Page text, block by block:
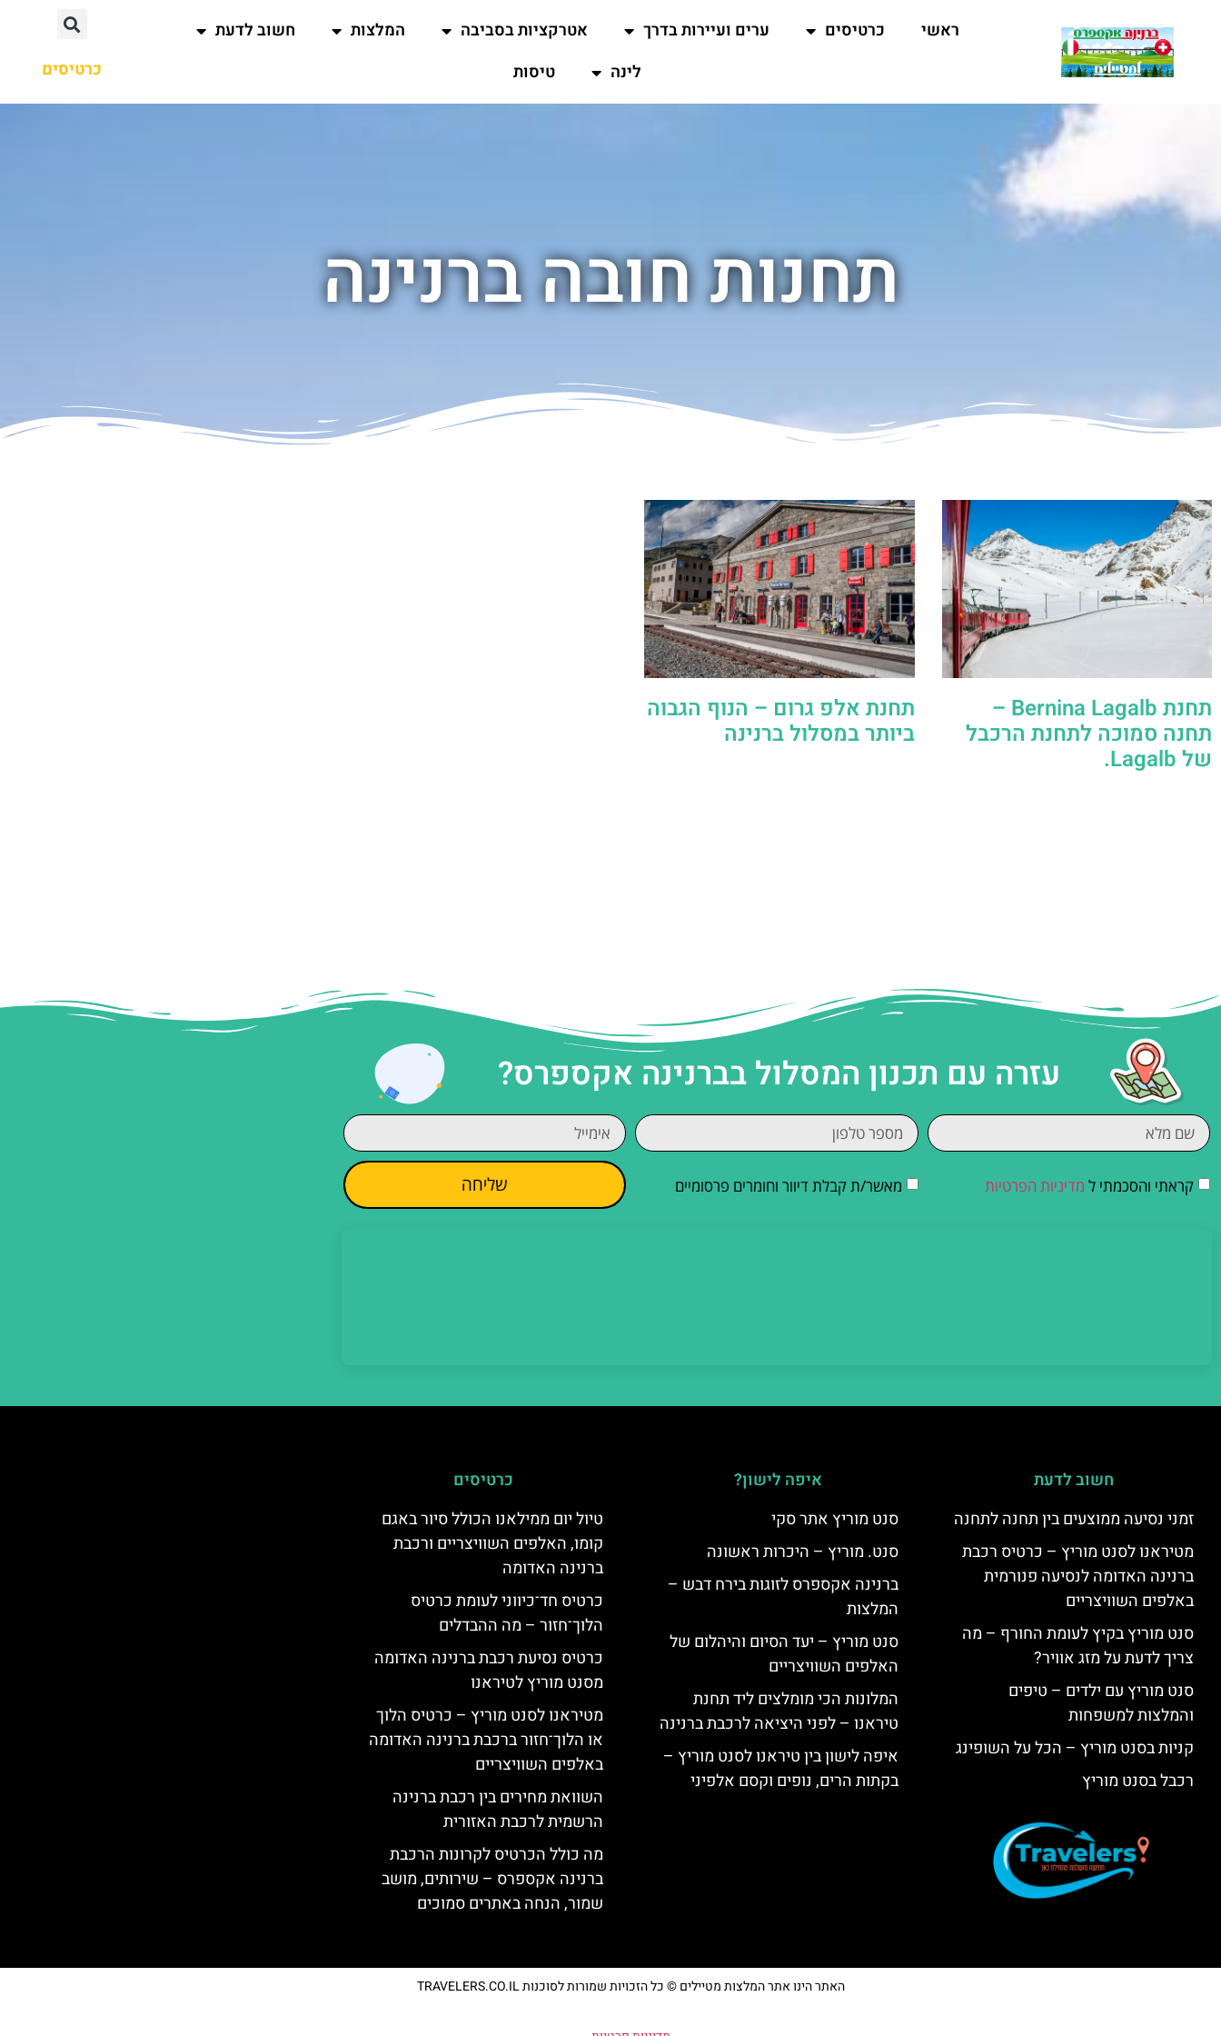
ראשי כרטיסים ערים ועיירות בדרך אטרקציות בסביבה המלצות
חשוב לדעת
לינה
טיסות כרטיסים
תחנות חובה ברנינה
תחנת Bernina Lagalb –
תחנה סמוכה לתחנת הרכבל
של Lagalb.
תחנת אלפ גרום – הנוף הגבוה
ביותר במסלול ברנינה
עזרה עם תכנון המסלול בברנינה אקספרס?
קראתי והסכמתי ל מדיניות הפרטיות מאשר/ת קבלת דיוור וחומרים פרסומיים שליחה
חשוב לדעת
זמני נסיעה ממוצעים בין תחנה לתחנה
מטיראנו לסנט מוריץ – כרטיס רכבת
ברנינה האדומה לנסיעה פנורמית
באלפים השוויצריים
סנט מוריץ בקיץ לעומת החורף – מה
צריך לדעת על מזג אוויר?
סנט מוריץ עם ילדים – טיפים
והמלצות למשפחות
קניות בסנט מוריץ – הכל על השופינג
רכבל בסנט מוריץ
איפה לישון?
סנט מוריץ אתר סקי
סנט. מוריץ – היכרות ראשונה
ברנינה אקספרס לזוגות בירח דבש –
המלצות
סנט מוריץ – יעד הסיום והיהלום של
האלפים השוויצריים
המלונות הכי מומלצים ליד תחנת
טיראנו – לפני היציאה לרכבת ברנינה
איפה לישון בין טיראנו לסנט מוריץ –
בקתות הרים, נופים וקסם אלפיני
כרטיסים
טיול יום ממילאנו הכולל סיור באגם
קומו, האלפים השוויצריים ורכבת
ברנינה האדומה
כרטיס חד־כיווני לעומת כרטיס
הלוך־חזור – מה ההבדלים
כרטיס נסיעת רכבת ברנינה האדומה
מסנט מוריץ לטיראנו
מטיראנו לסנט מוריץ – כרטיס הלוך
או הלוך־חזור ברכבת ברנינה האדומה
באלפים השוויצריים
השוואת מחירים בין רכבת ברנינה
הרשמית לרכבת האזורית
מה כולל הכרטיס לקרונות הרכבת
ברנינה אקספרס – שירותים, מושב
שמור, הנחה באתרים סמוכים
האתר הינו אתר המלצות מטיילים © כל הזכויות שמורות לסוכנות TRAVELERS.CO.IL